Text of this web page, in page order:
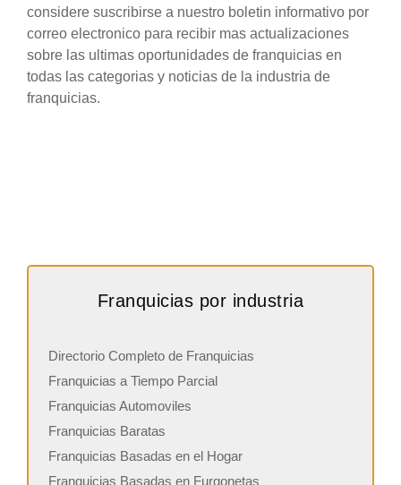
considere suscribirse a nuestro boletin informativo por
correo electronico para recibir mas actualizaciones
sobre las ultimas oportunidades de franquicias en
todas las categorias y noticias de la industria de
franquicias.
Franquicias por industria
Directorio Completo de Franquicias
Franquicias a Tiempo Parcial
Franquicias Automoviles
Franquicias Baratas
Franquicias Basadas en el Hogar
Franquicias Basadas en Furgonetas